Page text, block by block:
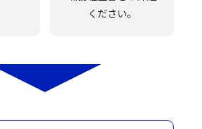
ください。